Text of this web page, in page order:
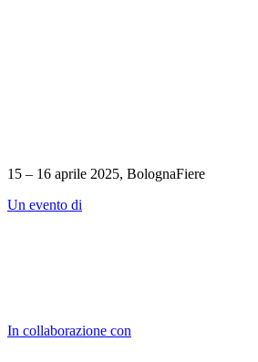
15 – 16 aprile 2025, BolognaFiere
Un evento di
In collaborazione con